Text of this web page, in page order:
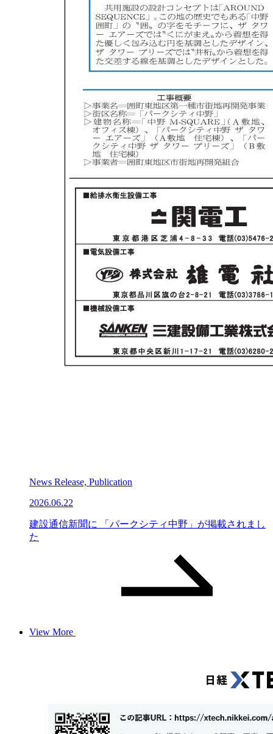
News Release, Publication
2026.06.22
建設通信新聞に 「パークシティ中野」が掲載されまし
た
View More